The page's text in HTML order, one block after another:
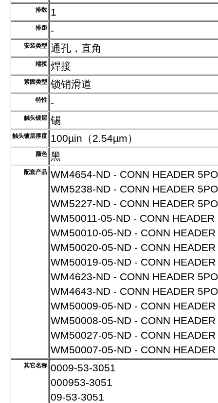
排数 1
排距 -
安装类型 通孔，直角
端接 焊接
紧固类型 锁销滑道
特性 -
触头镀层 锡
触头镀层厚度 100µin（2.54µm）
颜色 黑
配套产品 WM4654-ND - CONN HEADER
WM5238-ND - CONN HEADER
WM5227-ND - CONN HEADER
WM50011-05-ND - CONN
WM50010-05-ND - CONN
WM50020-05-ND - CONN
WM50019-05-ND - CONN
WM4623-ND - CONN HEADER
WM4643-ND - CONN HEADER
WM50009-05-ND - CONN
WM50008-05-ND - CONN
WM50027-05-ND - CONN
WM50007-05-ND - CONN
其它名称 0009-53-3051
000953-3051
09-53-3051